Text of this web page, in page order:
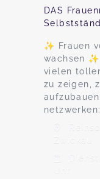
DAS
✨ Frauen
wachsen
vielen
zu zeigen,
netzwerken:
Zwickau